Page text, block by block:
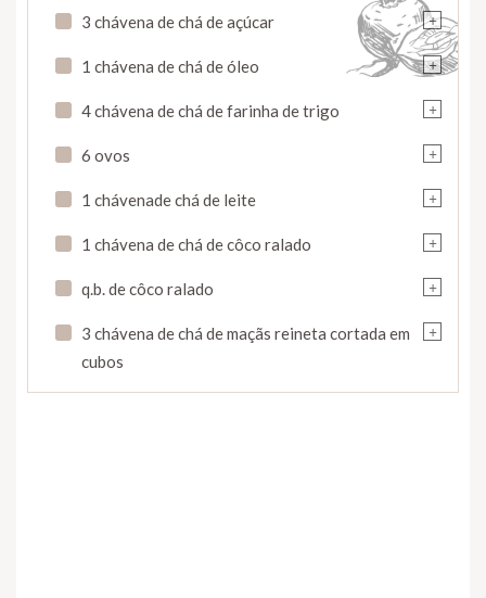
+
3 chávena de chá de açúcar
+
1 chávena de chá de óleo
+
4 chávena de chá de farinha de trigo
+
6 ovos
+
1 chávenade chá de leite
+
1 chávena de chá de côco ralado
+
q.b. de côco ralado
+
3 chávena de chá de maçãs reineta cortada em
cubos